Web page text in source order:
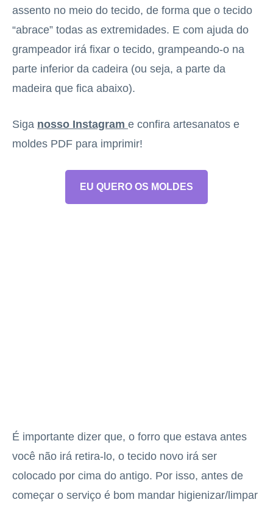
assento no meio do tecido, de forma que o tecido
“abrace” todas as extremidades. E com ajuda do
grampeador irá fixar o tecido, grampeando-o na
parte inferior da cadeira (ou seja, a parte da
madeira que fica abaixo).
Siga nosso Instagram e confira artesanatos e
moldes PDF para imprimir!
EU QUERO OS MOLDES
É importante dizer que, o forro que estava antes
você não irá retira-lo, o tecido novo irá ser
colocado por cima do antigo. Por isso, antes de
começar o serviço é bom mandar higienizar/limpar